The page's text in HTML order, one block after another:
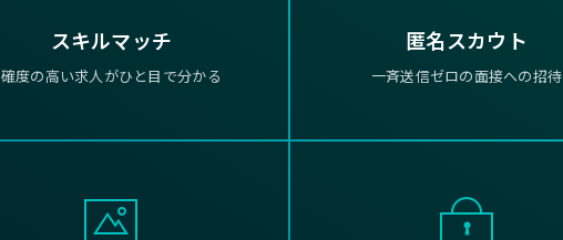
スキルマッチ
確度の高い求人がひと目で分かる
匿名スカウト
一斉送信ゼロの面接への招待